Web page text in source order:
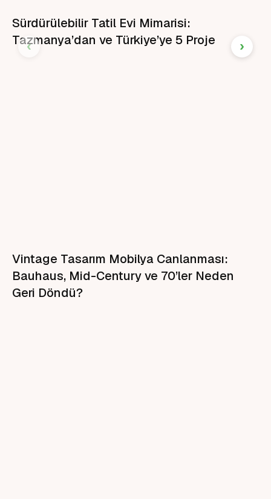
Sürdürülebilir Tatil Evi Mimarisi:
Tazmanya’dan ve Türkiye’ye 5 Proje
Vintage Tasarım Mobilya Canlanması:
Bauhaus, Mid-Century ve 70’ler Neden
Geri Döndü?